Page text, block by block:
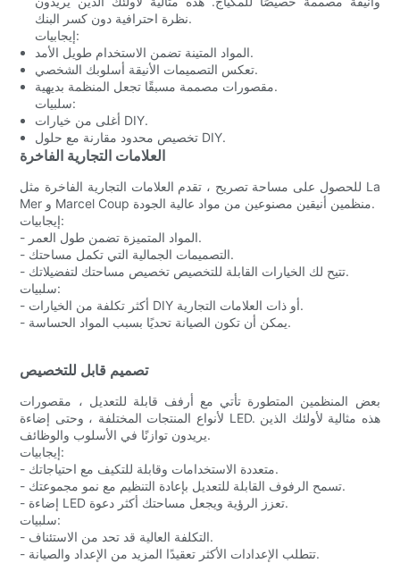
نظرة احترافية دون كسر البنك.
إيجابيات:
المواد المتينة تضمن الاستخدام طويل الأمد.
تعكس التصميمات الأنيقة أسلوبك الشخصي.
مقصورات مصممة مسبقًا تجعل المنظمة بديهية.
سلبيات:
أغلى من خيارات DIY.
تخصيص محدود مقارنة مع حلول DIY.
العلامات التجارية الفاخرة
للحصول على مساحة تصريح ، تقدم العلامات التجارية الفاخرة مثل La
Mer و Marcel Coup منظمين أنيقين مصنوعين من مواد عالية الجودة.
إيجابيات:
- المواد المتميزة تضمن طول العمر.
- التصميمات الجمالية التي تكمل مساحتك.
- تتيح لك الخيارات القابلة للتخصيص تخصيص مساحتك لتفضيلاتك.
سلبيات:
- أكثر تكلفة من الخيارات DIY أو ذات العلامات التجارية.
- يمكن أن تكون الصيانة تحديًا بسبب المواد الحساسة.
تصميم قابل للتخصيص
بعض المنظمين المتطورة تأتي مع أرفف قابلة للتعديل ، مقصورات
لأنواع المنتجات المختلفة ، وحتى إضاءة LED. هذه مثالية لأولئك الذين
يريدون توازنًا في الأسلوب والوظائف.
إيجابيات:
- متعددة الاستخدامات وقابلة للتكيف مع احتياجاتك.
- تسمح الرفوف القابلة للتعديل بإعادة التنظيم مع نمو مجموعتك.
- إضاءة LED تعزز الرؤية ويجعل مساحتك أكثر دعوة.
سلبيات:
- التكلفة العالية قد تحد من الاستئناف.
- تتطلب الإعدادات الأكثر تعقيدًا المزيد من الإعداد والصيانة.